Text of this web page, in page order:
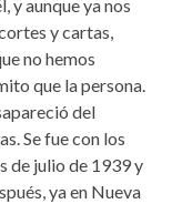
y aunque ya nos
y cartas,
no hemos
que la persona.
del
Se fue con los
de julio de 1939 y
ya en Nueva